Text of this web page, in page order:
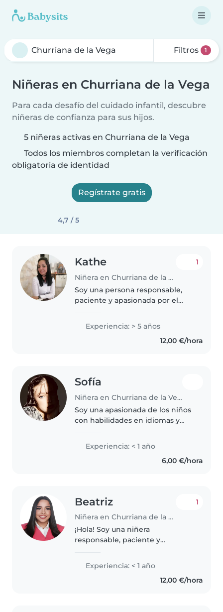
Filtros 1
Niñeras en Churriana de la Vega
Para cada desafío del cuidado infantil, descubre
niñeras de confianza para sus hijos.
5 niñeras activas en Churriana de la Vega
Todos los miembros completan la verificación
obligatoria de identidad
Regístrate gratis
4,7 / 5
Kathe
Niñera en Churriana de la Vega
1
Soy una persona responsable,
paciente y apasionada por el
más de 6 años de experiencia en
el cuidado de niños de
diferentes edades, desde bebés
Experiencia: > 5 años
12,00 €/hora
Sofía
Niñera en Churriana de la Vega
Soy una apasionada de los niños
con habilidades en idiomas y
manualidades, juegos y tareas.
Disfruto cuidando mascotas..
Experiencia: < 1 año
6,00 €/hora
Beatriz
Niñera en Churriana de la Vega
1
¡Hola! Soy una niñera
responsable, paciente y
español y portugués. Tengo
habilidades en dibujar, leer
cuentos, manualidades, música y
Experiencia: < 1 año
12,00 €/hora